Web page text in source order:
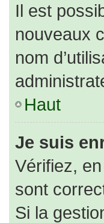
Il est
nouveaux
nom
Haut
Je suis
Vérifiez,
sont
Si la